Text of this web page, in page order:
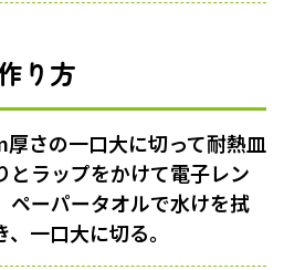
り方
さの一口大に切って耐熱皿
とラップをかけて電子レン
ペーパータオルで水けを拭
一口大に切る。